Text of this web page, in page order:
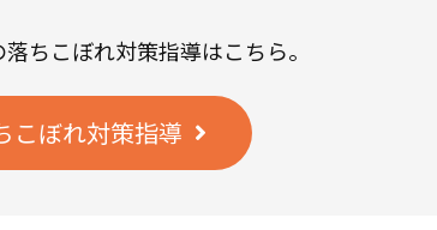
落ちこぼれ対策指導はこちら。
こぼれ対策指導